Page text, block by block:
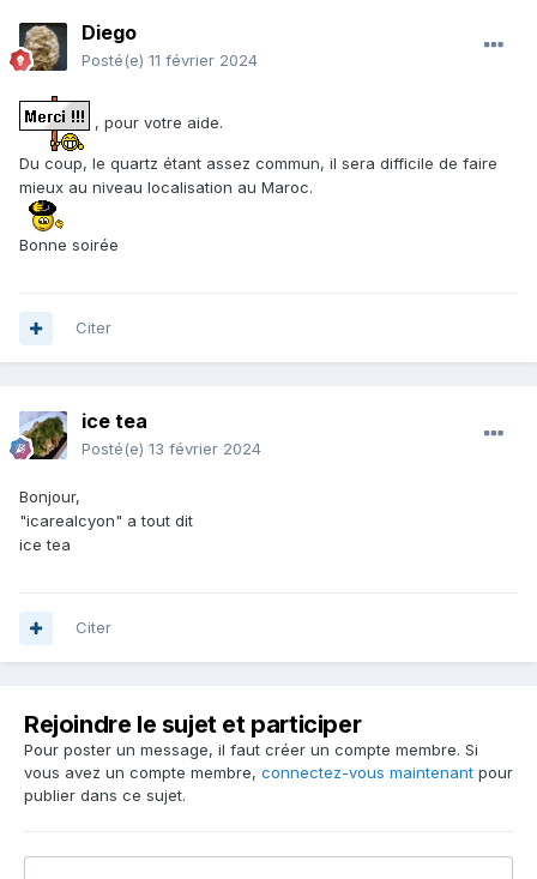
Diego
Posté(e) 11 février 2024
, pour votre aide.
Du coup, le quartz étant assez commun, il sera difficile de faire
mieux au niveau localisation au Maroc.
Bonne soirée
Citer
ice tea
Posté(e) 13 février 2024
Bonjour,
"icarealcyon" a tout dit
ice tea
Citer
Rejoindre le sujet et participer
Pour poster un message, il faut créer un compte membre. Si
vous avez un compte membre, connectez-vous maintenant pour
publier dans ce sujet.